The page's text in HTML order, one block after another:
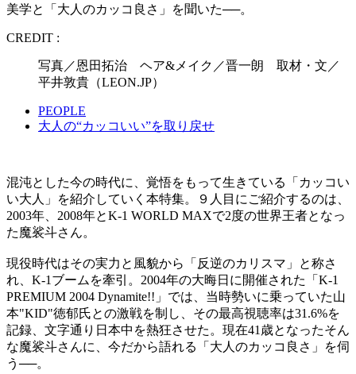
美学と「大人のカッコ良さ」を聞いた──。
CREDIT :
写真／恩田拓治 ヘア&メイク／晋一朗 取材・文／
平井敦貴（LEON.JP）
PEOPLE
大人の“カッコいい”を取り戻せ
混沌とした今の時代に、覚悟をもって生きている「カッコい
い大人」を紹介していく本特集。９人目にご紹介するのは、
2003年、2008年とK-1 WORLD MAXで2度の世界王者となっ
た魔裟斗さん。
現役時代はその実力と風貌から「反逆のカリスマ」と称さ
れ、K-1ブームを牽引。2004年の大晦日に開催された「K-1
PREMIUM 2004 Dynamite!!」では、当時勢いに乗っていた山
本"KID"徳郁氏との激戦を制し、その最高視聴率は31.6%を
記録、文字通り日本中を熱狂させた。現在41歳となったそん
な魔裟斗さんに、今だから語れる「大人のカッコ良さ」を伺
う──。